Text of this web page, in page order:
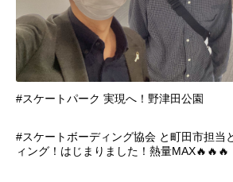
#スケートパーク 実現へ！野津田公園
#スケートボーディング協会 と町田市担当
ィング！はじまりました！熱量MAX🔥🔥🔥